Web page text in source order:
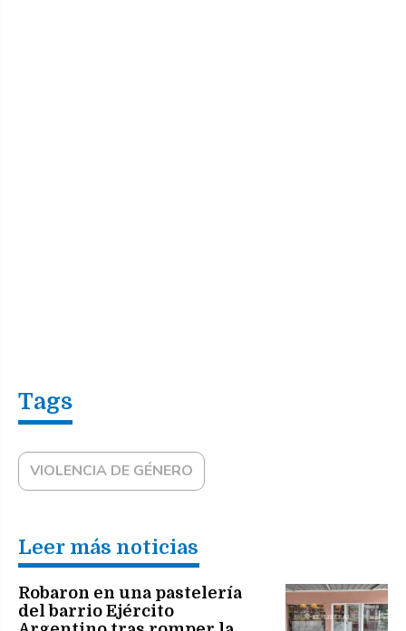
VIOLENCIA DE GÉNERO
Leer más noticias
Robaron en una pastelería
del barrio Ejército